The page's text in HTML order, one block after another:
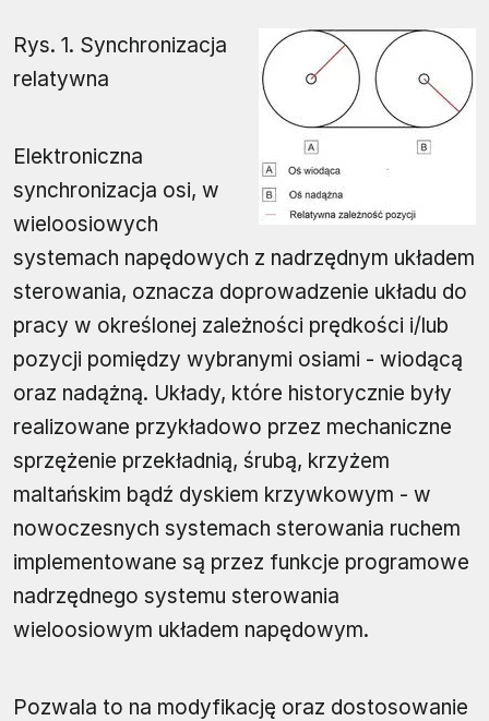
Rys. 1. Synchronizacja
relatywna
Elektroniczna
synchronizacja osi, w
wieloosiowych
systemach napędowych z nadrzędnym układem
sterowania, oznacza doprowadzenie układu do
pracy w określonej zależności prędkości i/lub
pozycji pomiędzy wybranymi osiami - wiodącą
oraz nadążną. Układy, które historycznie były
realizowane przykładowo przez mechaniczne
sprzężenie przekładnią, śrubą, krzyżem
maltańskim bądź dyskiem krzywkowym - w
nowoczesnych systemach sterowania ruchem
implementowane są przez funkcje programowe
nadrzędnego systemu sterowania
wieloosiowym układem napędowym.
Pozwala to na modyfikację oraz dostosowanie